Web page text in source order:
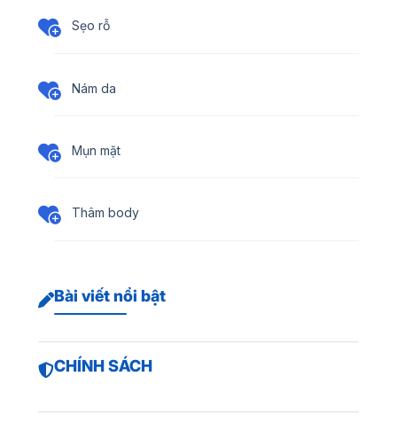
Sẹo rỗ
Nám da
Mụn mặt
Thâm body
Bài viết nổi bật
Trị sẹo rỗ bao nhiêu tiền?
CHÍNH SÁCH